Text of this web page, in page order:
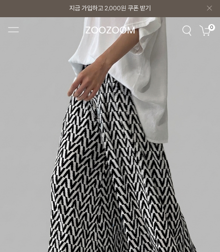
지금 가입하고 2,000원 쿠폰 받기
지금 가입하고 2,000원쿠폰 받기 0